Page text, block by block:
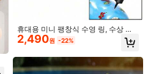
자체 접착 브라 삽입물, 수영복용 두꺼
운 실리콘 패드, 스포츠 브라, 작은 가
슴 확대, 하트 모양의 보이지 않는 니
플 커버
휴대용 미니 팽창식 수영 링, 수상 스
포츠 액세서리, 팽창식 장비, 해변 필
수품, 수영장 플로팅 장난감
2,490원 -22%